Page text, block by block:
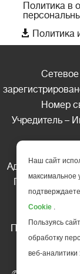
Политика в
 Политика
Сетевое
Номер
Учредитель –
Адрес
Перепечатка
Ссылка на
Наш сайт
максимальное
Cookie .
Пользуясь
обработку
веб-